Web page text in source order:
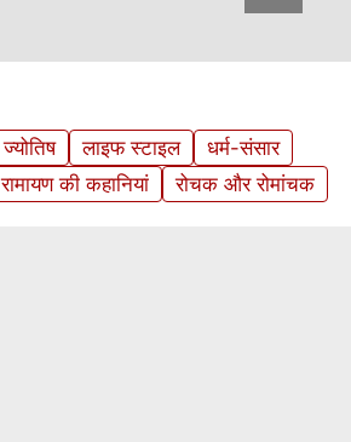
ज्योतिष लाइफ स्‍टाइल
धर्म-संसार
रामायण की कहानियां रोचक और रोमांचक